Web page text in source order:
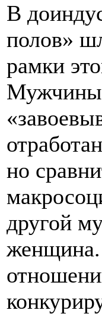
В
полов»
рамки
Мужчины
но
другой
женщина.